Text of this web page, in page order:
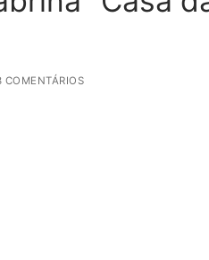
COMENTÁRIOS